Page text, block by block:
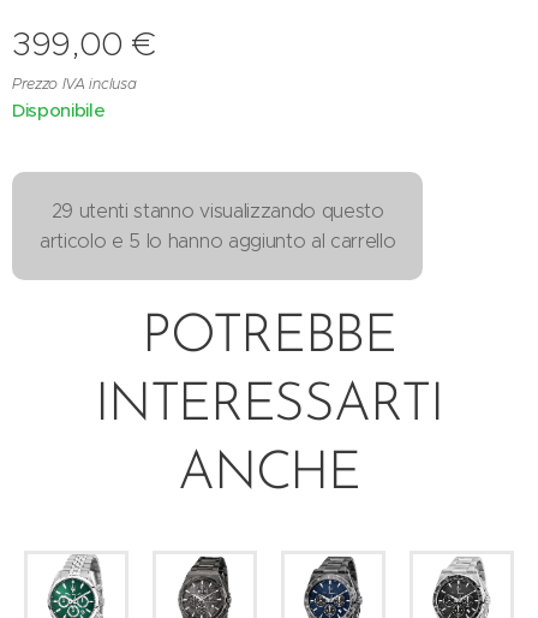
399,00 €
Prezzo IVA inclusa
Disponibile
29 utenti stanno visualizzando questo
articolo e 5 lo hanno aggiunto al carrello
POTREBBE
INTERESSARTI
ANCHE